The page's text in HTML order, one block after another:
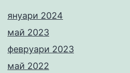
януари 2024
май 2023
февруари 2023
май 2022